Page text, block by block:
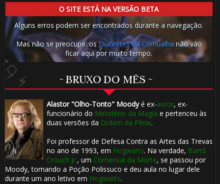
O SITE ESTÁ NA VERSÃO BETA
Alguns erros podem ser encontrados durante a navegação.
Mas não se preocupe: osDiabretes da Cornualha não vão
ficar aqui por muito tempo.
~ BRUXO DO MÊS ~
Alastor "Olho-Tonto" Moodyé ex-auror, ex-
funcionário do Ministério da Magia e pertenceu às
duas versões da Ordem da Fênix.
Foi professor de Defesa Contra as Artes das Trevas
no ano de 1993, em Hogwarts. Na verdade, Bartô
Crouch Jr., um Comensal da Morte, se passou por
Moody, tomando a Poção Polissuco e deu aula no lugar dele
durante um ano letivo em Hogwarts.
🎈
⚡